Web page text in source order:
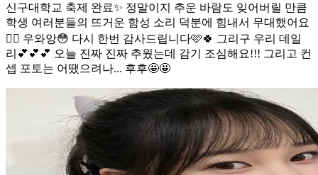
신구대학교 축제 완료✨ 정말이지 추운 바람도 잊어버릴 만큼
학생 여러분들의 뜨거운 함성 소리 덕분에 힘내서 무대했어요
❤️‍🔥 우와앙😳 다시 한번 감사드립니다🩷🍀 그리구 우리 데일
리💕💕💕 오늘 진짜 진짜 추웠는데 감기 조심해요!!! 그리고 컨
셉 포토는 어땠으려나... 후후🤩🤩